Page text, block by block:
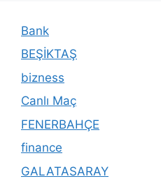
Bank
BEŞİKTAŞ
bizness
Canlı Maç
FENERBAHÇE
finance
GALATASARAY